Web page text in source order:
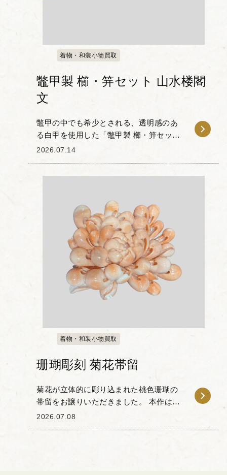
着物・和装小物買取
鼈甲製 櫛・笄セット 山水楼閣
文
鼈甲の中でも希少とされる、透明感のあ
る白甲を使用した「鼈甲製 櫛・笄セット
山水楼閣文」です。 本品の櫛と笄には、
2026.07.14
着物・和装小物買取
珊瑚彫刻 菊花帯留
菊花が立体的に彫り込まれた桃色珊瑚の
帯留をお譲りいただきました。 本作は、
珊瑚特有の優美なピンクのグラデーショ
2026.07.08